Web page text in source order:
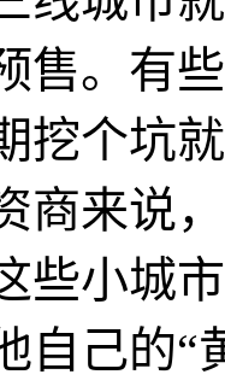
“新黄金
机会抱
已经过
，“黄金
来说，